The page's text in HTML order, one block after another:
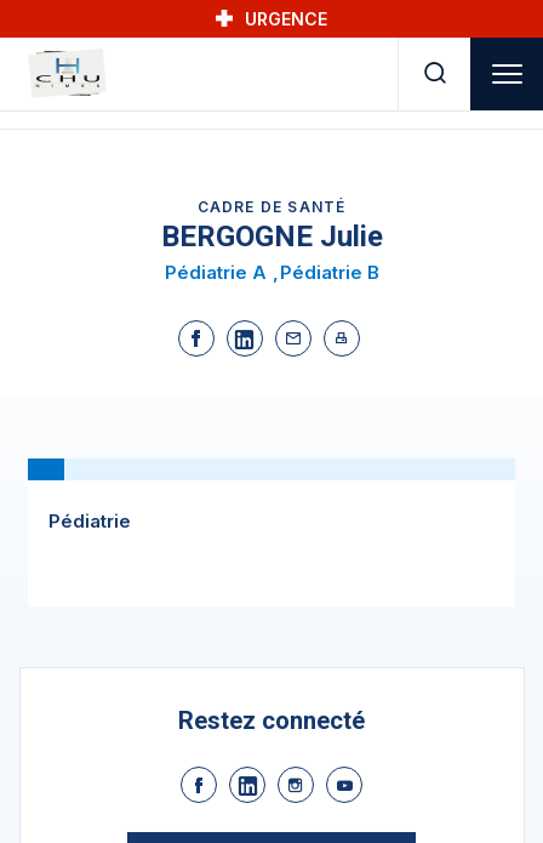
URGENCE
CADRE DE SANTÉ
BERGOGNE Julie
Pédiatrie A Pédiatrie B
Pédiatrie
Restez connecté